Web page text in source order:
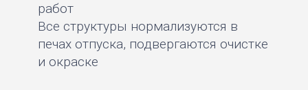
работ
Все структуры нормализуются в
печах отпуска, подвергаются очистке
и окраске